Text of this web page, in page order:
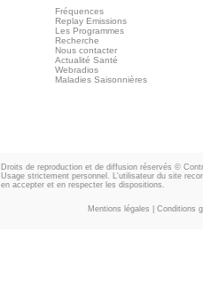
Fréquences
Replay Emissions
Les Programmes
Recherche
Nous contacter
Actualité Santé
Webradios
Maladies Saisonnières
Droits de reproduction et de diffusion réservés ©
Usage strictement personnel. L'utilisateur du site
en accepter et en respecter les dispositions.
Mentions légales Conditions